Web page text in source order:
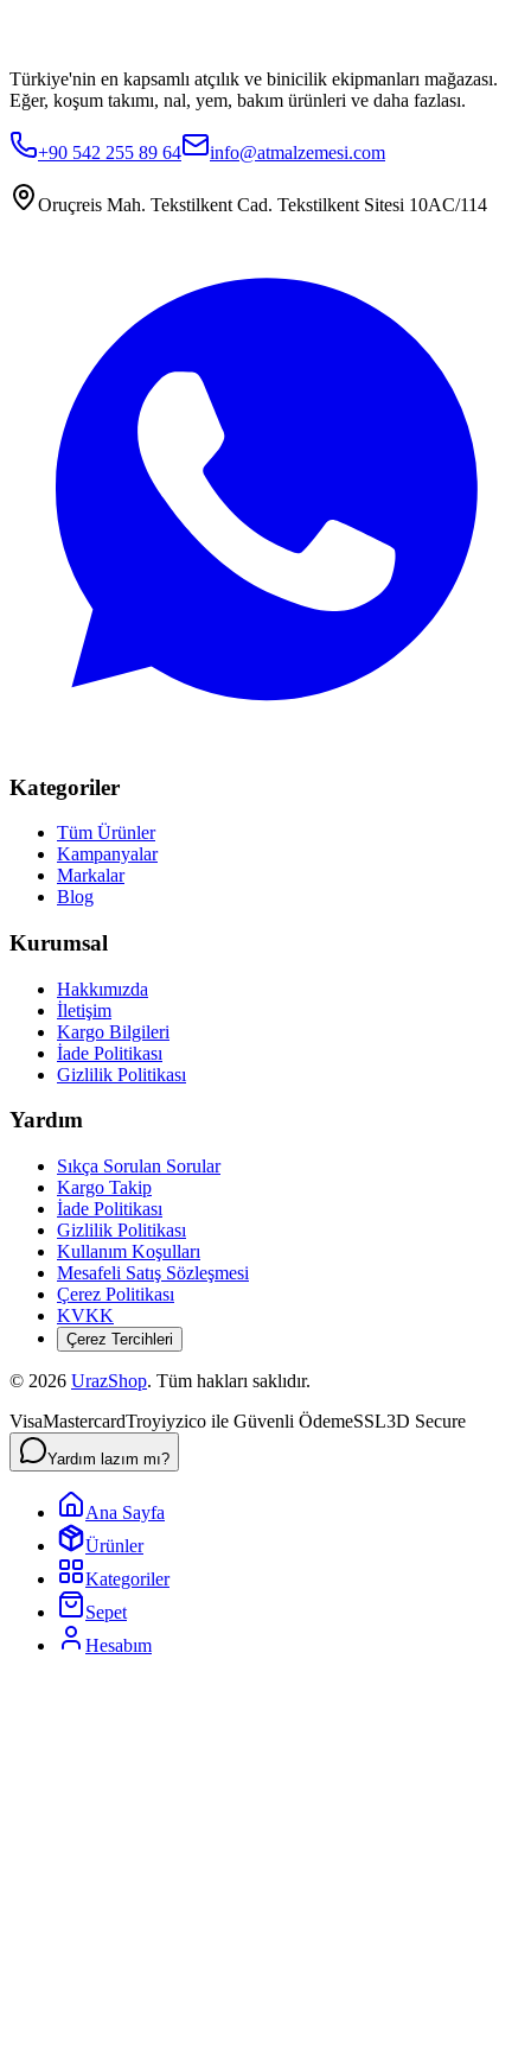
Türkiye'nin en kapsamlı atçılık ve binicilik ekipmanları mağazası.
Eğer, koşum takımı, nal, yem, bakım ürünleri ve daha fazlası.
+90 542 255 89 64 info@atmalzemesi.com
Oruçreis Mah. Tekstilkent Cad. Tekstilkent Sitesi 10AC/114
Kategoriler
Tüm Ürünler
Kampanyalar
Markalar
Blog
Kurumsal
Hakkımızda
İletişim
Kargo Bilgileri
İade Politikası
Gizlilik Politikası
Yardım
Sıkça Sorulan Sorular
Kargo Takip
İade Politikası
Gizlilik Politikası
Kullanım Koşulları
Mesafeli Satış Sözleşmesi
Çerez Politikası
KVKK
Çerez Tercihleri
© 2026 UrazShop. Tüm hakları saklıdır.
VisaMastercardTroyiyzico ile Güvenli ÖdemeSSL3D Secure
Yardım lazım mı?
Ana Sayfa
Ürünler
Kategoriler
Sepet
Hesabım